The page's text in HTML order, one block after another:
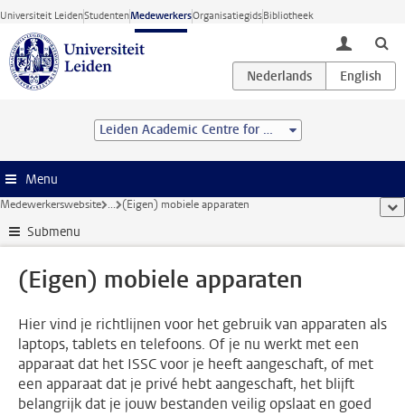
Ga direct naar de inhoud
Universiteit LeidenStudentenMedewerkersOrganisatiegidsBibliotheek
toggle
Leiden Academic Centre for Drug Research (LACDR)
Menu
Medewerkerswebsite ... (Eigen) mobiele apparaten
Submenu
(Eigen) mobiele apparaten
Hier vind je richtlijnen voor het gebruik van apparaten als
laptops, tablets en telefoons. Of je nu werkt met een
apparaat dat het ISSC voor je heeft aangeschaft, of met
een apparaat dat je privé hebt aangeschaft, het blijft
belangrijk dat je jouw bestanden veilig opslaat en goed